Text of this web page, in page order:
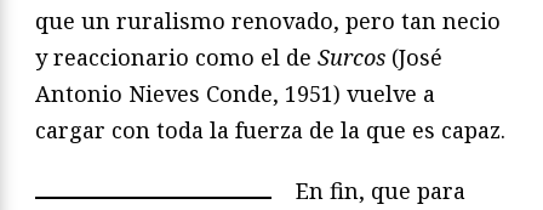
que un ruralismo renovado, pero tan necio
y reaccionario como el de Surcos (José
Antonio Nieves Conde, 1951) vuelve a
cargar con toda la fuerza de la que es capaz.
En fin, que para